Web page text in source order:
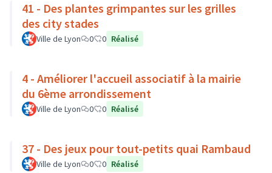
41 - Des plantes grimpantes sur les grilles
des city stades
Ville de Lyon 0 0 Réalisé
4 - Améliorer l'accueil associatif à la mairie
du 6ème arrondissement
Ville de Lyon 0 0 Réalisé
37 - Des jeux pour tout-petits quai Rambaud
Ville de Lyon 0 0 Réalisé